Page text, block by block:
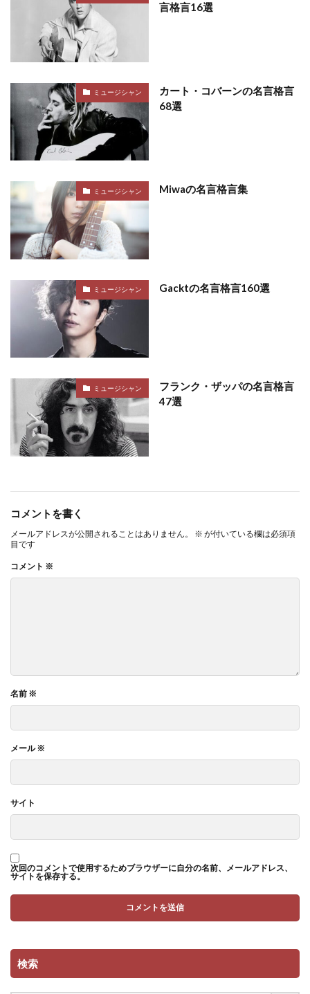
言格言16選
ミュージシャン
カート・コバーンの名言格言
68選
ミュージシャン Miwaの名言格言集
ミュージシャン Gacktの名言格言160選
ミュージシャン
フランク・ザッパの名言格言
47選
コメントを書く
メールアドレスが公開されることはありません。 ※ が付いている欄は必須項
目です
コメント ※
名前 ※
メール※
サイト
次回のコメントで使用するためブラウザーに自分の名前、メールアドレス、
サイトを保存する。
検索